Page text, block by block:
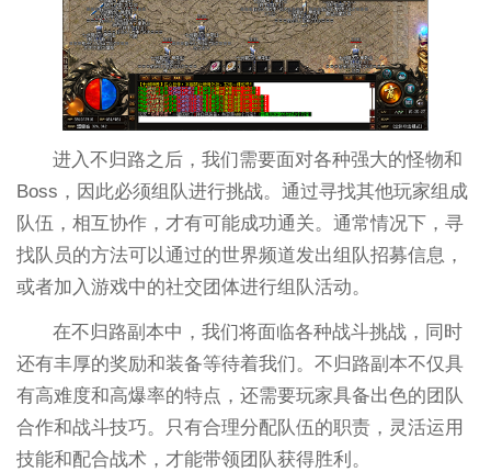
进入不归路之后，我们需要面对各种强大的怪物和
Boss，因此必须组队进行挑战。通过寻找其他玩家组成
队伍，相互协作，才有可能成功通关。通常情况下，寻
找队员的方法可以通过的世界频道发出组队招募信息，
或者加入游戏中的社交团体进行组队活动。
在不归路副本中，我们将面临各种战斗挑战，同时
还有丰厚的奖励和装备等待着我们。不归路副本不仅具
有高难度和高爆率的特点，还需要玩家具备出色的团队
合作和战斗技巧。只有合理分配队伍的职责，灵活运用
技能和配合战术，才能带领团队获得胜利。